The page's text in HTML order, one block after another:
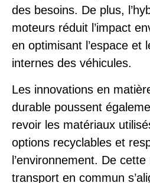
des besoins. De plus,
moteurs réduit l’impact
en optimisant l’espace et
internes des véhicules.
Les innovations en
durable poussent
revoir les matériaux
options recyclables et
l’environnement. De
transport en commun